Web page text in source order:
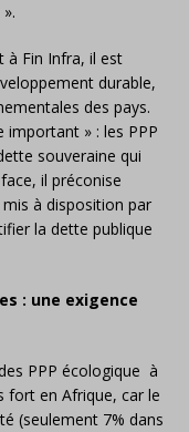
à Fin Infra, il est
durable,
des pays.
important » : les PPP
souveraine qui
il préconise
à disposition par
la dette publique
: une exigence
PPP écologique à
fort en Afrique, car le
(seulement 7% dans